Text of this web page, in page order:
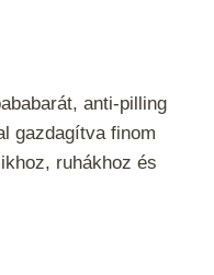
anti-pilling
gazdagítva finom
ruhákhoz és